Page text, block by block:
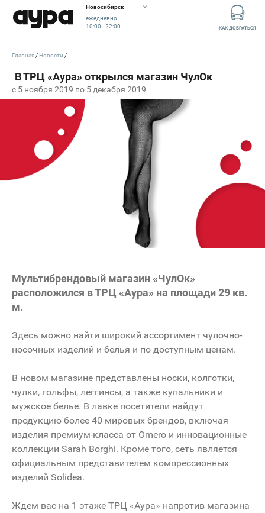
Новосибирск
ежедневно
10:00 - 22:00
КАК ДОБРАТЬСЯ
c 5 ноября 2019 по 5 декабря 2019
Главная Новости
Мультибрендовый магазин «ЧулОк»
расположился в ТРЦ «Аура» на площади 29 кв.
м.
Здесь можно найти широкий ассортимент чулочно-
носочных изделий и белья и по доступным ценам.
В новом магазине представлены носки, колготки,
чулки, гольфы, леггинсы, а также купальники и
мужское белье. В лавке посетители найдут
продукцию более 40 мировых брендов, включая
изделия премиум-класса от Omero и инновационные
коллекции Sarah Borghi. Кроме того, сеть является
официальным представителем компрессионных
изделий Solidea.
Ждем вас на 1 этаже ТРЦ «Аура» напротив магазина